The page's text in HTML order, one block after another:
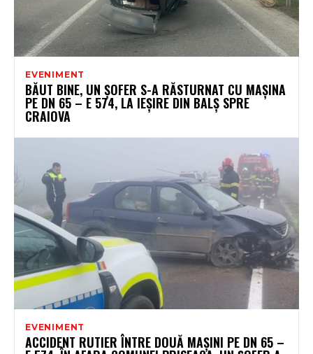
EVENIMENT
BĂUT BINE, UN ȘOFER S-A RĂSTURNAT CU MAȘINA
PE DN 65 – E 574, LA IEȘIRE DIN BALȘ SPRE
CRAIOVA
EVENIMENT
ACCIDENT RUTIER ÎNTRE DOUĂ MAȘINI PE DN 65 –